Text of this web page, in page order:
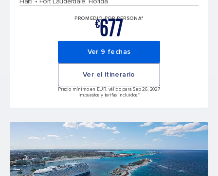
PROMEDIO POR PERSONA*
€677
Ver 9 fechas
Ver el itinerario
Precio mínimo en EUR, válido para Sep 26, 2027
Impuestos y tarifas incluidos.*